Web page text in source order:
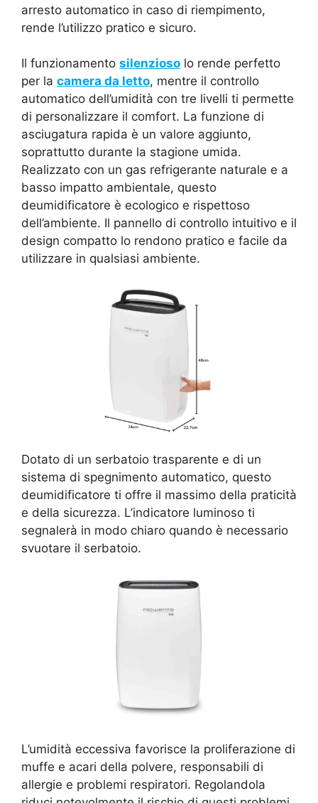
arresto automatico in caso di riempimento,
rende l’utilizzo pratico e sicuro.
Il funzionamento silenzioso lo rende perfetto
per la camera da letto, mentre il controllo
automatico dell’umidità con tre livelli ti permette
di personalizzare il comfort. La funzione di
asciugatura rapida è un valore aggiunto,
soprattutto durante la stagione umida.
Realizzato con un gas refrigerante naturale e a
basso impatto ambientale, questo
deumidificatore è ecologico e rispettoso
dell’ambiente. Il pannello di controllo intuitivo e il
design compatto lo rendono pratico e facile da
utilizzare in qualsiasi ambiente.
Dotato di un serbatoio trasparente e di un
sistema di spegnimento automatico, questo
deumidificatore ti offre il massimo della praticità
e della sicurezza. L’indicatore luminoso ti
segnalerà in modo chiaro quando è necessario
svuotare il serbatoio.
L’umidità eccessiva favorisce la proliferazione di
muffe e acari della polvere, responsabili di
allergie e problemi respiratori. Regolandola